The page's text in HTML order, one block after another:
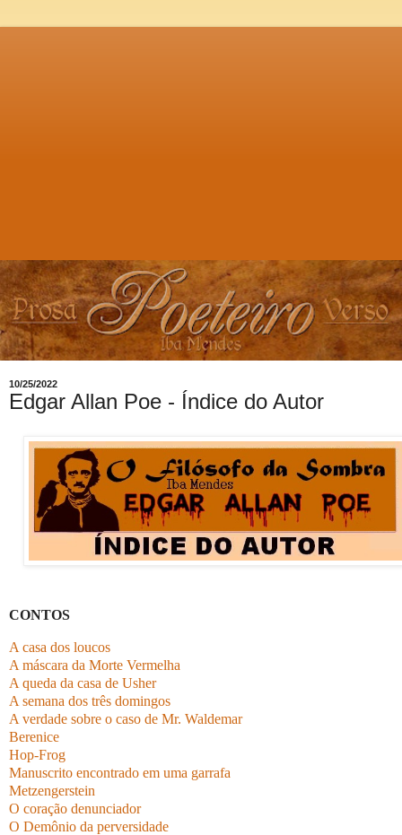
10/25/2022
Edgar Allan Poe - Índice do Autor
CONTOS
A casa dos loucos
A máscara da Morte Vermelha
A queda da casa de Usher
A semana dos três domingos
A verdade sobre o caso de Mr. Waldemar
Berenice
Hop-Frog
Manuscrito encontrado em uma garrafa
Metzengerstein
O coração denunciador
O Demônio da perversidade